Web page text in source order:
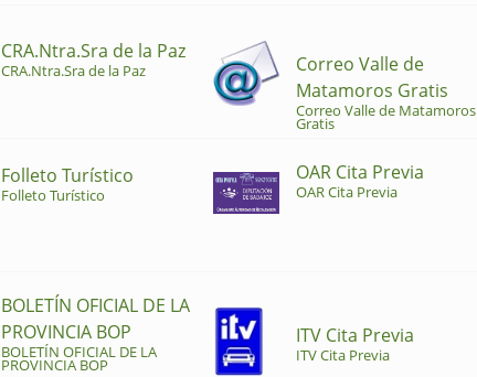
CRA.Ntra.Sra de la Paz
CRA.Ntra.Sra de la Paz
Correo Valle de
Matamoros Gratis
Correo Valle de Matamoros
Gratis
Folleto Turístico
Folleto Turístico
OAR Cita Previa
OAR Cita Previa
BOLETÍN OFICIAL DE LA
PROVINCIA BOP
BOLETÍN OFICIAL DE LA
PROVINCIA BOP
ITV Cita Previa
ITV Cita Previa